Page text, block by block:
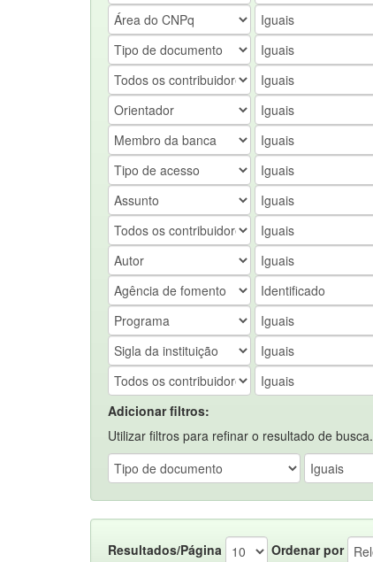
Adicionar filtros:
Utilizar filtros para refinar o resultado de busca.
Resultados/Página Ordenar por